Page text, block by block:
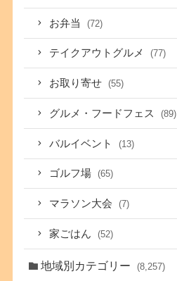
お弁当 (72)
テイクアウトグルメ (77)
お取り寄せ (55)
グルメ・フードフェス (89)
バルイベント (13)
ゴルフ場 (65)
マラソン大会 (7)
家ごはん (52)
地域別カテゴリー (8,257)